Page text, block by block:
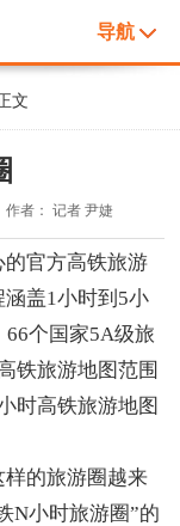
导航
文
作者：记者 尹婕
官方高铁旅游
盖1小时到5小
个国家5A级旅
铁旅游地图范围
时高铁旅游地图
的旅游圈越来
N小时旅游圈”的